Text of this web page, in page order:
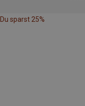
Du sparst 25%